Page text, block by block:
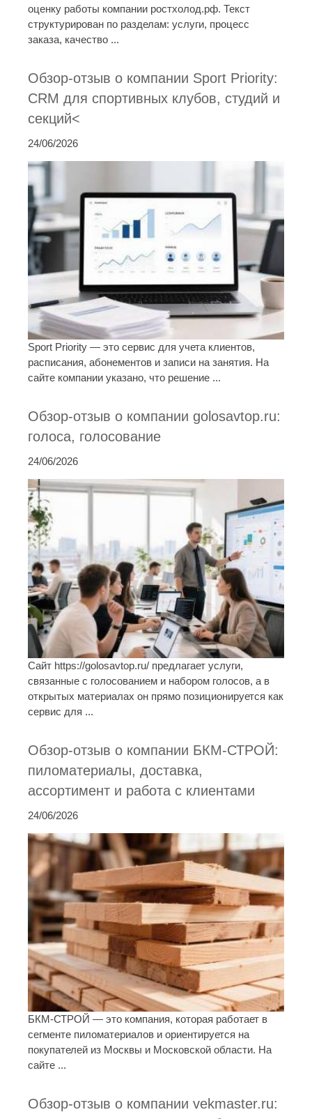
оценку работы компании ростхолод.рф. Текст
структурирован по разделам: услуги, процесс
заказа, качество ...
Обзор-отзыв о компании Sport Priority:
CRM для спортивных клубов, студий и
секций<
24/06/2026
Sport Priority — это сервис для учета клиентов,
расписания, абонементов и записи на занятия. На
сайте компании указано, что решение ...
Обзор-отзыв о компании golosavtop.ru:
голоса, голосование
24/06/2026
Сайт https://golosavtop.ru/ предлагает услуги,
связанные с голосованием и набором голосов, а в
открытых материалах он прямо позиционируется как
сервис для ...
Обзор-отзыв о компании БКМ-СТРОЙ:
пиломатериалы, доставка,
ассортимент и работа с клиентами
24/06/2026
БКМ-СТРОЙ — это компания, которая работает в
сегменте пиломатериалов и ориентируется на
покупателей из Москвы и Московской области. На
сайте ...
Обзор-отзыв о компании vekmaster.ru: